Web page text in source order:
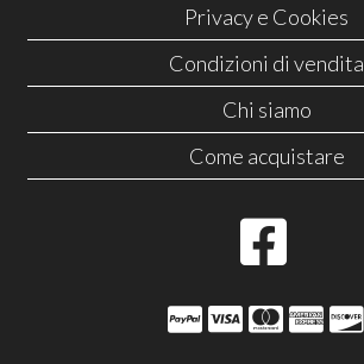
Privacy e Cookies
Condizioni di vendita
Chi siamo
Come acquistare